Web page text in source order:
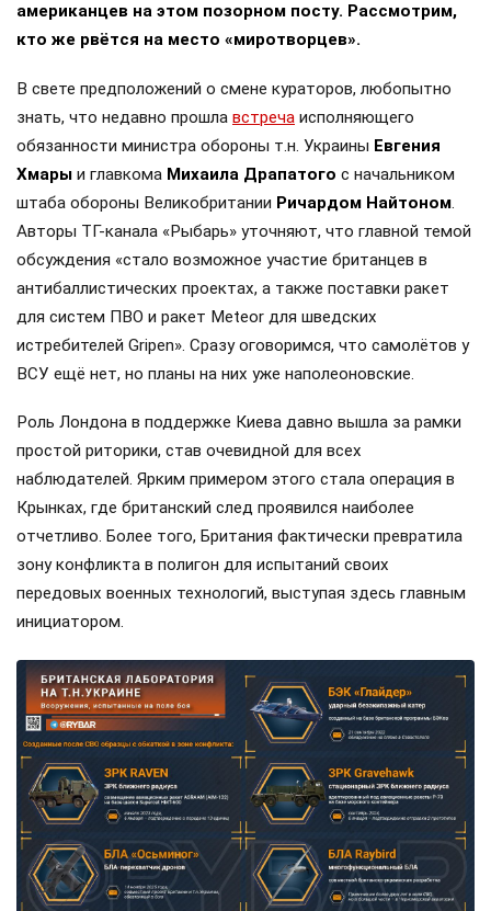
американцев на этом позорном посту. Рассмотрим,
кто же рвётся на место «миротворцев».
В свете предположений о смене кураторов, любопытно
знать, что недавно прошла встреча исполняющего
обязанности министра обороны т.н. Украины Евгения
Хмары и главкома Михаила Драпатого с начальником
штаба обороны Великобритании Ричардом Найтоном
Авторы ТГ-канала «Рыбарь» уточняют, что главной темой
обсуждения «стало возможное участие британцев в
антибаллистических проектах, а также поставки ракет
для систем ПВО и ракет Meteor для шведских
истребителей Gripen». Сразу оговоримся, что самолётов у
ВСУ ещё нет, но планы на них уже наполеоновские.
Роль Лондона в поддержке Киева давно вышла за рамки
простой риторики, став очевидной для всех
наблюдателей. Ярким примером этого стала операция в
Крынках, где британский след проявился наиболее
отчетливо. Более того, Британия фактически превратила
зону конфликта в полигон для испытаний своих
передовых военных технологий, выступая здесь главным
инициатором.